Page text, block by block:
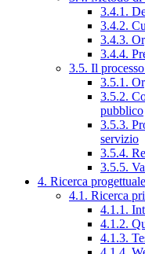
3.4.1.
3.4.2.
3.4.3.
3.4.4.
3.5. Il
3.5.1.
3.5.2.
pubblico
3.5.3.
servizio
3.5.4.
3.5.5.
4. Ricerca progettuale
4.1. Ricerca
4.1.1.
4.1.2.
4.1.3.